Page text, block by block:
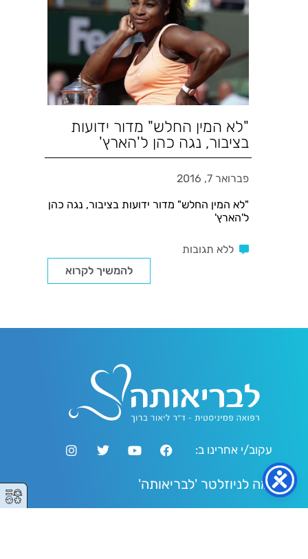
"לא המין החלש" מדור ידועות
בציבור, נגה כהן ל'הארץ'
פברואר 7, 2016
"לא המין החלש" מדור ידועות בציבור, נגה כהן
ל'הארץ'
ללא תגובות
להמשיך לקרוא
עקוב/י אחרינו ב:
הרשמה לניוזלטר 'לבריאותה'
⚥︎